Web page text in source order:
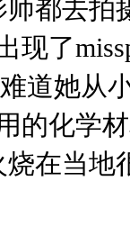
都去拍
了
道她从
化学材
在当地